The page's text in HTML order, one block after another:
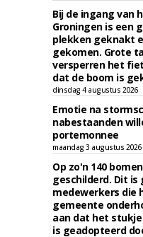
Bij de ingang van
Groningen is een
plekken geknakt
gekomen. Grote
versperren het
dat de boom is
dinsdag 4 augustus 2026
Emotie na
nabestaanden
portemonnee
maandag 3 augustus 2026
Op zo'n 140
geschilderd. Dit is
medewerkers die
gemeente
aan dat het
is geadopteerd